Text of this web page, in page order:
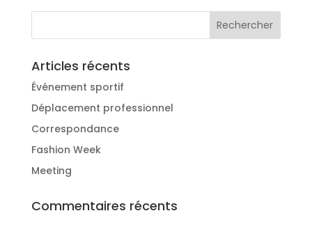
Articles récents
Événement sportif
Déplacement professionnel
Correspondance
Fashion Week
Meeting
Commentaires récents